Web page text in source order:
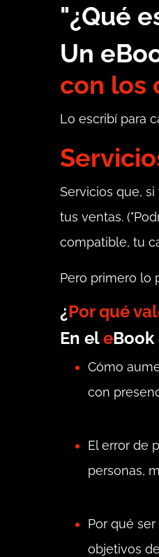
"¿Qué
Un
con los
Lo escribí para
Servicios que,
tus ventas.
compatible, tu
Pero primero lo
¿Por qué
En eleBook
Cómo
con
El error de
personas,
Por qué
objetivos